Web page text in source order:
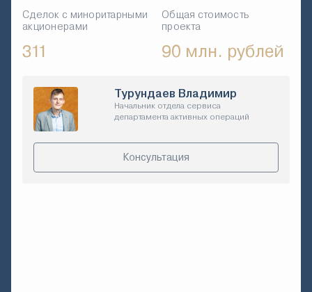
Сделок с миноритарными
акционерами
311
Общая стоимость
проекта
90 млн. рублей
Турундаев Владимир
Начальник отдела сервиса
департамента активных операций
Консультация